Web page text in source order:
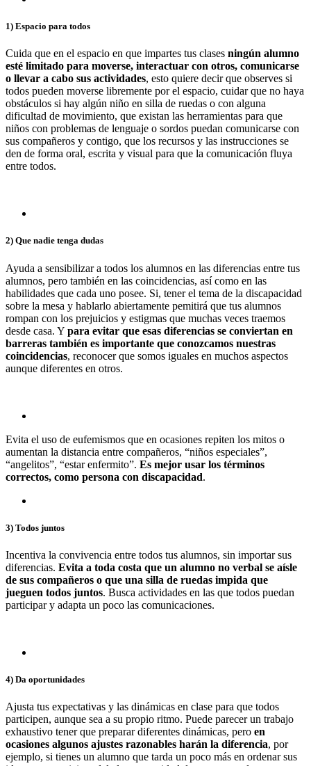
1) Espacio para todos
Cuida que en el espacio en que impartes tus clases ningún alumno
esté limitado para moverse, interactuar con otros, comunicarse
o llevar a cabo sus actividades, esto quiere decir que observes si
todos pueden moverse libremente por el espacio, cuidar que no haya
obstáculos si hay algún niño en silla de ruedas o con alguna
dificultad de movimiento, que existan las herramientas para que
niños con problemas de lenguaje o sordos puedan comunicarse con
sus compañeros y contigo, que los recursos y las instrucciones se
den de forma oral, escrita y visual para que la comunicación fluya
entre todos.
2) Que nadie tenga dudas
Ayuda a sensibilizar a todos los alumnos en las diferencias entre tus
alumnos, pero también en las coincidencias, así como en las
habilidades que cada uno posee. Si, tener el tema de la discapacidad
sobre la mesa y hablarlo abiertamente pemitirá que tus alumnos
rompan con los prejuicios y estigmas que muchas veces traemos
desde casa. Y para evitar que esas diferencias se conviertan en
barreras también es importante que conozcamos nuestras
coincidencias, reconocer que somos iguales en muchos aspectos
aunque diferentes en otros.
Evita el uso de eufemismos que en ocasiones repiten los mitos o
aumentan la distancia entre compañeros, “niños especiales”,
“angelitos”, “estar enfermito”. Es mejor usar los términos
correctos, como persona con discapacidad.
3) Todos juntos
Incentiva la convivencia entre todos tus alumnos, sin importar sus
diferencias. Evita a toda costa que un alumno no verbal se aísle
de sus compañeros o que una silla de ruedas impida que
jueguen todos juntos. Busca actividades en las que todos puedan
participar y adapta un poco las comunicaciones.
4) Da oportunidades
Ajusta tus expectativas y las dinámicas en clase para que todos
participen, aunque sea a su propio ritmo. Puede parecer un trabajo
exhaustivo tener que preparar diferentes dinámicas, pero en
ocasiones algunos ajustes razonables harán la diferencia, por
ejemplo, si tienes un alumno que tarda un poco más en ordenar sus